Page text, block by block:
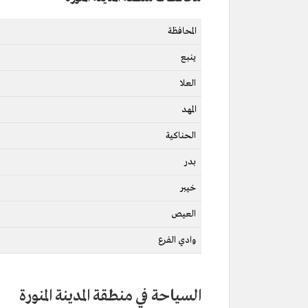
المحافظة
ينبع
العلا
المهد
الحناكية
بدر
خيبر
العيص
وادي الفرع
السياحة في منطقة المدينة المنورة